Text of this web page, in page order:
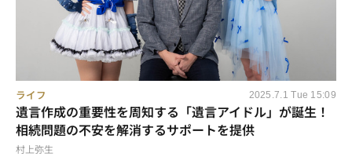
ライフ 2025.7.1 Tue 15:09
遺言作成の重要性を周知する「遺言アイドル」が誕生！
相続問題の不安を解消するサポートを提供
村上弥生